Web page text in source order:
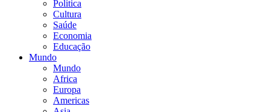
Politica
Cultura
Saúde
Economia
Educação
Mundo
Mundo
Africa
Europa
Americas